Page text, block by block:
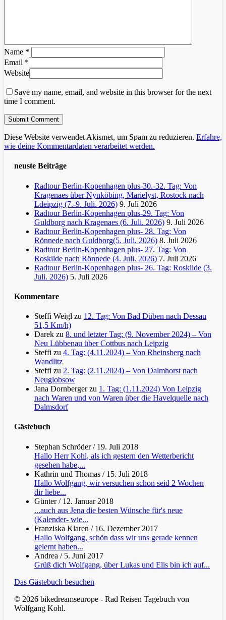
Name *
Email *
Website
Save my name, email, and website in this browser for the next
time I comment.
Diese Website verwendet Akismet, um Spam zu reduzieren. Erfahre,
wie deine Kommentardaten verarbeitet werden.
neuste Beiträge
Radtour Berlin-Kopenhagen plus-30.-32. Tag: Von
Kragenaes über Nynköbing, Marielyst, Rostock nach
Ldeipzig (7.-9. Juli. 2026) 9. Juli 2026
Radtour Berlin-Kopenhagen plus-29. Tag: Von
Guldborg nach Kragenaes (6. Juli. 2026) 9. Juli 2026
Radtour Berlin-Kopenhagen plus- 28. Tag: Von
Rönnede nach Guldborg(5. Juli. 2026) 8. Juli 2026
Radtour Berlin-Kopenhagen plus- 27. Tag: Von
Roskilde nach Rönnede (4. Juli. 2026) 7. Juli 2026
Radtour Berlin-Kopenhagen plus- 26. Tag: Roskilde (3.
Juli. 2026) 5. Juli 2026
Kommentare
Steffi Weigl zu 12. Tag: Von Bad Düben nach Dessau
51,5 Km/h)
Darek zu 8. und letzter Tag: (9. November 2024) – Von
Neu Lübbenau über Cottbus nach Leipzig
Steffi zu 4. Tag: (4.11.2024) – Von Rheinsberg nach
Wandlitz
Steffi zu 2. Tag: (2.11.2024) – Von Dalmhorst nach
Neuglobsow
Jana Dornbergerzu 1. Tag: (1.11.2024) Von Leipzig
nach Waren und von Waren über die Havelquelle nach
Dalmsdorf
Gästebuch
Stephan Schröder/ 19. Juli 2018
Hallo Herr Kohl, als ich gestern den Wetterbericht
gesehen habe,...
Kathrin und Thomas / 15. Juli 2018
Hallo Wolfgang, wir versuchen schon seid 2 Wochen
dir liebe...
Günter/ 12. Januar 2018
...auch aus Jena die besten Wünsche für's neue
(Kalender- wie...
Franziska Klaren / 16. Dezember 2017
Hallo Wolfgang, schön dass wir uns gerade kennen
gelernt haben...
Andrea / 5. Juni 2017
Grüß dich Wolfgang, über Lukas und Elis bin ich auf...
Das Gästebuch besuchen
© 2026 bikedreamseurope - Rad Reisen Tagebuch von
Wolfgang Kohl.